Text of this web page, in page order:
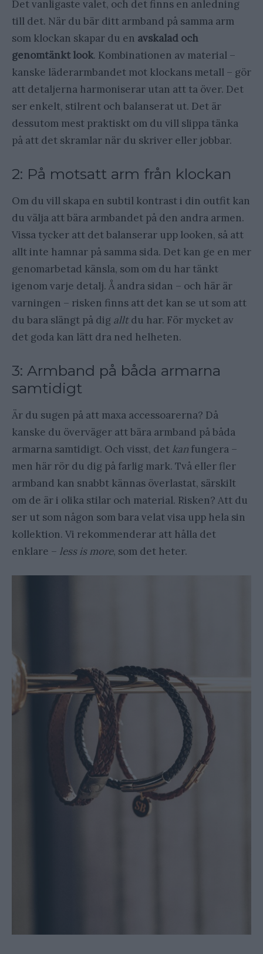
Det vanligaste valet, och det finns en anledning
till det. När du bär ditt armband på samma arm
som klockan skapar du en avskalad och
genomtänkt look. Kombinationen av material –
kanske läderarmbandet mot klockans metall – gör
att detaljerna harmoniserar utan att ta över. Det
ser enkelt, stilrent och balanserat ut. Det är
dessutom mest praktiskt om du vill slippa tänka
på att det skramlar när du skriver eller jobbar.
2: På motsatt arm från klockan
Om du vill skapa en subtil kontrast i din outfit kan
du välja att bära armbandet på den andra armen.
Vissa tycker att det balanserar upp looken, så att
allt inte hamnar på samma sida. Det kan ge en mer
genomarbetad känsla, som om du har tänkt
igenom varje detalj. Å andra sidan – och här är
varningen – risken finns att det kan se ut som att
du bara slängt på dig alltdu har. För mycket av
det goda kan lätt dra ned helheten.
3: Armband på båda armarna
samtidigt
Är du sugen på att maxa accessoarerna? Då
kanske du överväger att bära armband på båda
armarna samtidigt. Och visst, det kan fungera –
men här rör du dig på farlig mark. Två eller fler
armband kan snabbt kännas överlastat, särskilt
om de är i olika stilar och material. Risken? Att du
ser ut som någon som bara velat visa upp hela sin
kollektion. Vi rekommenderar att hålla det
enklare – less is more, som det heter.